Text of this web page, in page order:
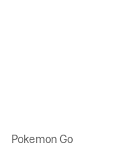
Pokemon Go